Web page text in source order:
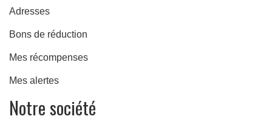
Adresses
Bons de réduction
Mes récompenses
Mes alertes
Notre société